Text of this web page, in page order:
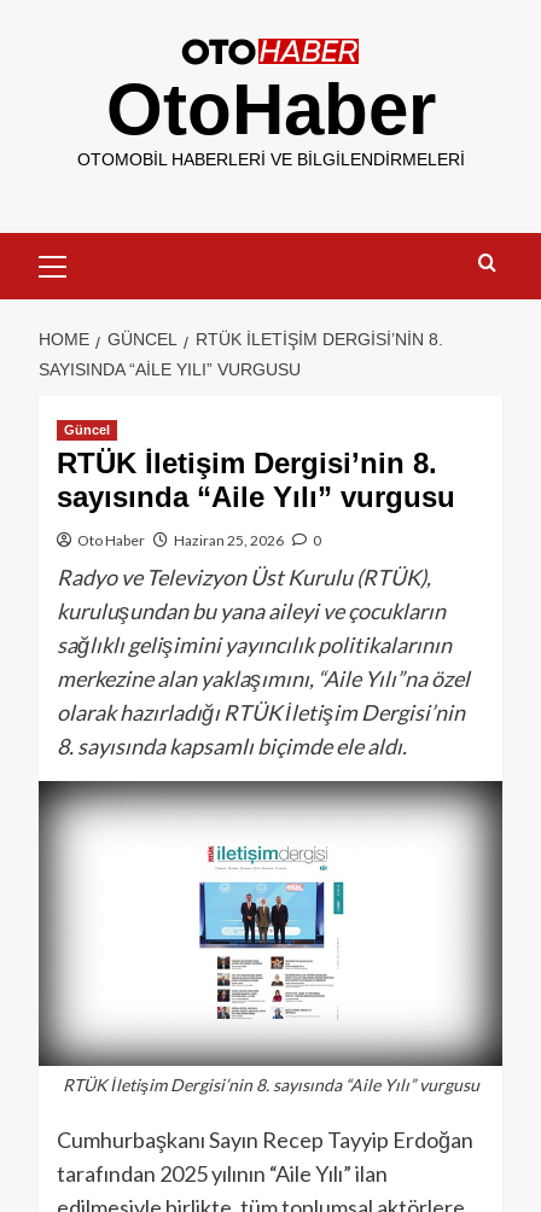
OtoHaber
OTOMOBIL HABERLERI VE BILGILENDIRMELERI
HOME GÜNCEL
RTÜK İLETIŞIM DERGISI’NIN 8.
SAYISINDA “AILE YILI” VURGUSU
Güncel
RTÜK İletişim Dergisi’nin 8.
sayısında “Aile Yılı” vurgusu
Oto Haber Haziran 25, 2026 0
Radyo ve Televizyon Üst Kurulu (RTÜK),
kuruluşundan bu yana aileyi ve çocukların
sağlıklı gelişimini yayıncılık politikalarının
merkezine alan yaklaşımını, “Aile Yılı”na özel
olarak hazırladığı RTÜK İletişim Dergisi’nin
8. sayısında kapsamlı biçimde ele aldı.
RTÜK İletişim Dergisi’nin 8. sayısında “Aile Yılı” vurgusu
Cumhurbaşkanı Sayın Recep Tayyip Erdoğan
tarafından 2025 yılının “Aile Yılı” ilan